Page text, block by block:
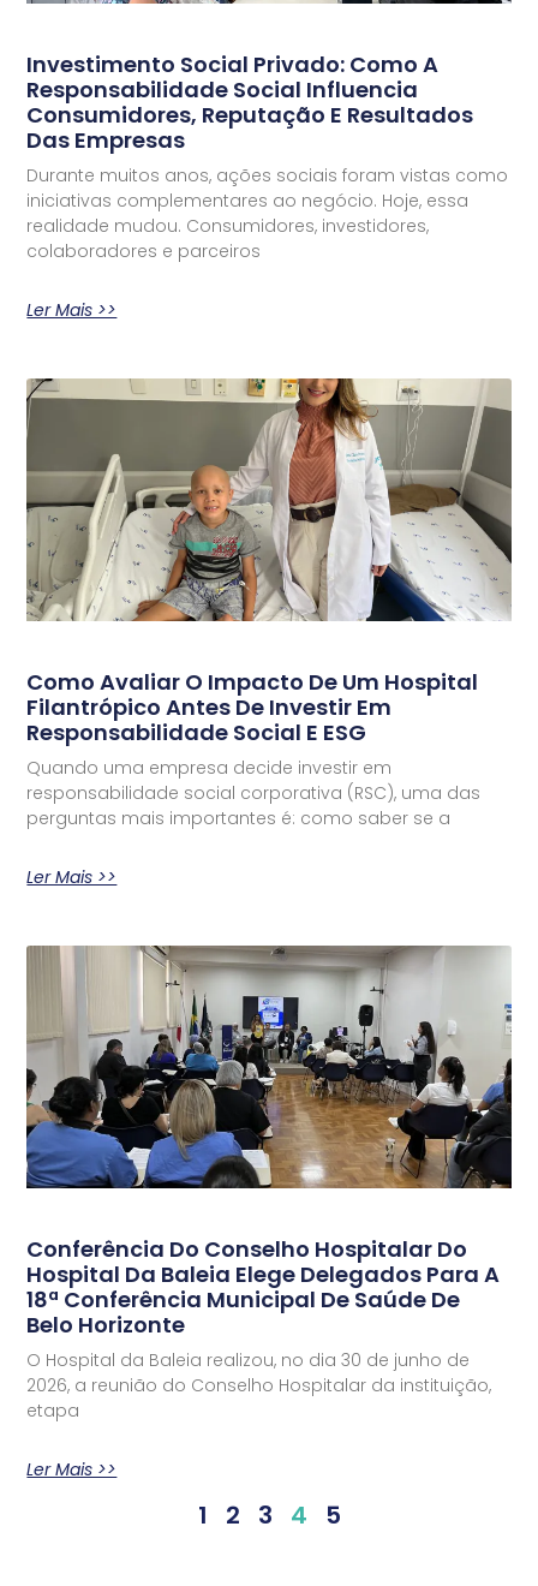
Investimento Social Privado: Como A
Responsabilidade Social Influencia
Consumidores, Reputação E Resultados
Das Empresas
Durante muitos anos, ações sociais foram vistas como
iniciativas complementares ao negócio. Hoje, essa
realidade mudou. Consumidores, investidores,
colaboradores e parceiros
Ler Mais >>
Como Avaliar O Impacto De Um Hospital
Filantrópico Antes De Investir Em
Responsabilidade Social E ESG
Quando uma empresa decide investir em
responsabilidade social corporativa (RSC), uma das
perguntas mais importantes é: como saber se a
Ler Mais >>
Conferência Do Conselho Hospitalar Do
Hospital Da Baleia Elege Delegados Para A
18ª Conferência Municipal De Saúde De
Belo Horizonte
O Hospital da Baleia realizou, no dia 30 de junho de
2026, a reunião do Conselho Hospitalar da instituição,
etapa
Ler Mais >>
1 2 3 4 5